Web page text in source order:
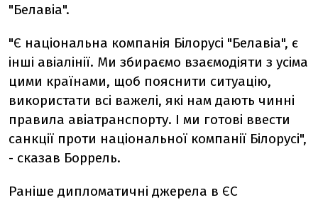
"Белавіа".
"Є національна компанія Білорусі "Белавіа", є
інші авіалінії. Ми збираємо взаємодіяти з усіма
цими країнами, щоб пояснити ситуацію,
використати всі важелі, які нам дають чинні
правила авіатранспорту. І ми готові ввести
санкції проти національної компанії Білорусі",
- сказав Боррель.
Раніше дипломатичні джерела в ЄС